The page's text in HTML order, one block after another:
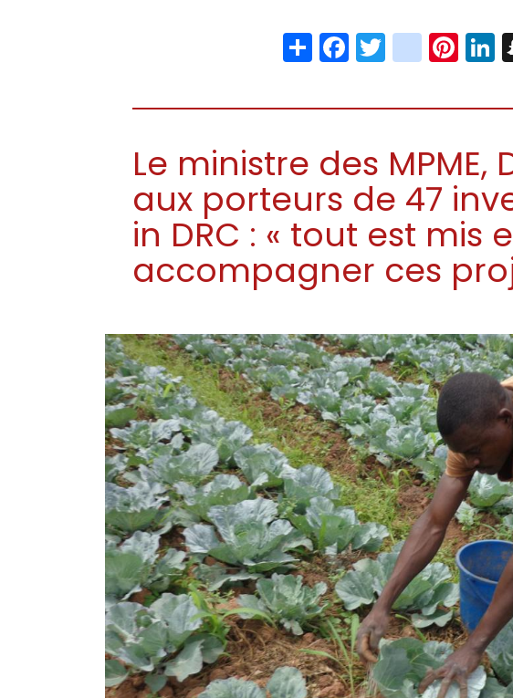
ShareFacebook
Twitter
Le ministre des MPME,
aux porteurs de 47
in DRC : « tout est mis
accompagner ces